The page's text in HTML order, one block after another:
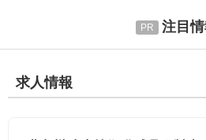
注目
求人情報